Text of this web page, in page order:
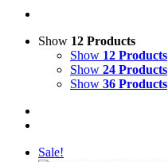
Show 12 Products
Show 12 Products
Show 24 Products
Show 36 Products
Sale!